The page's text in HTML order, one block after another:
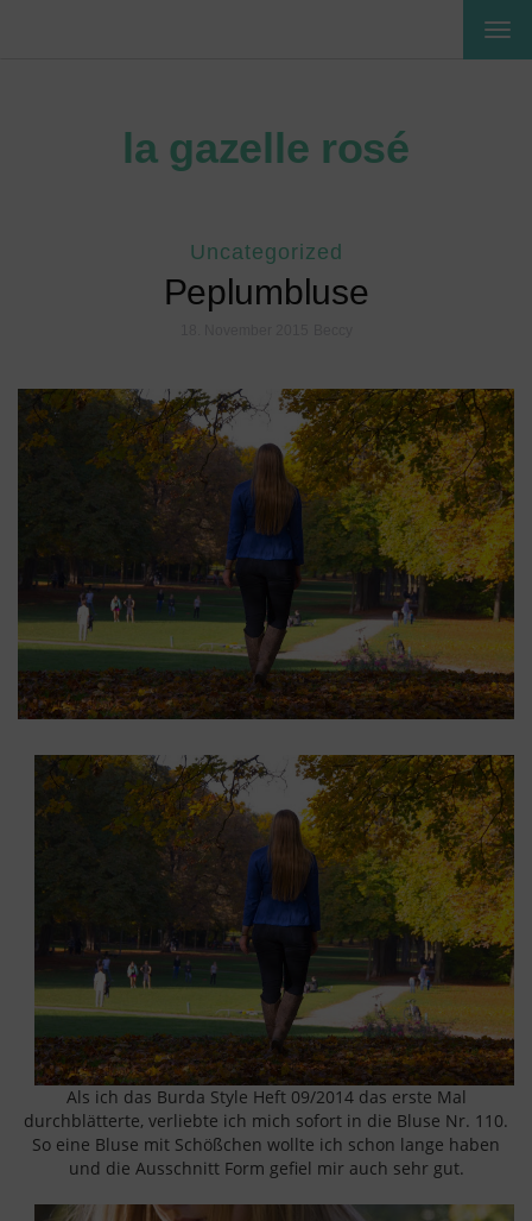
la gazelle rosé
Uncategorized
Peplumbluse
Als ich das Burda Style Heft 09/2014 das erste Mal
durchblätterte, verliebte ich mich sofort in die Bluse Nr. 110.
So eine Bluse mit Schößchen wollte ich schon lange haben
und die Ausschnitt Form gefiel mir auch sehr gut.